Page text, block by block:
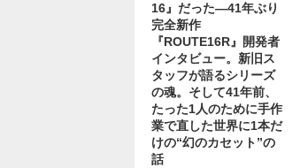
16』だった―41年ぶり
完全新作
『ROUTE16R』開発者
インタビュー。新旧ス
タッフが語るシリーズ
の魂。そして41年前、
たった1人のために手作
業で直した世界に1本だ
けの“幻のカセット”の
話